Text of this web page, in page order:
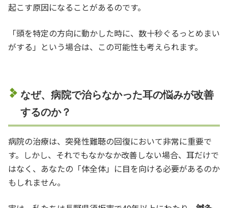
起こす原因になることがあるのです。
「頭を特定の方向に動かした時に、数十秒ぐるっとめまい
がする」という場合は、この可能性も考えられます。
なぜ、病院で治らなかった耳の悩みが改善
するのか？
病院の治療は、突発性難聴の回復において非常に重要で
す。しかし、それでもなかなか改善しない場合、耳だけで
はなく、あなたの「体全体」に目を向ける必要があるのか
もしれません。